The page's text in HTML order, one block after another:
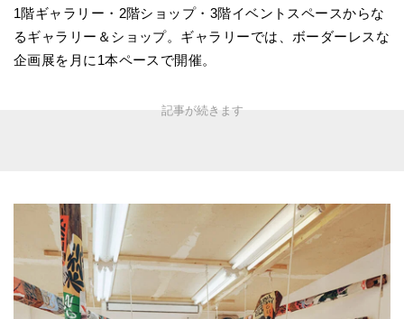
1階ギャラリー・2階ショップ・3階イベントスペースからな
るギャラリー＆ショップ。ギャラリーでは、ボーダーレスな
企画展を月に1本ペースで開催。